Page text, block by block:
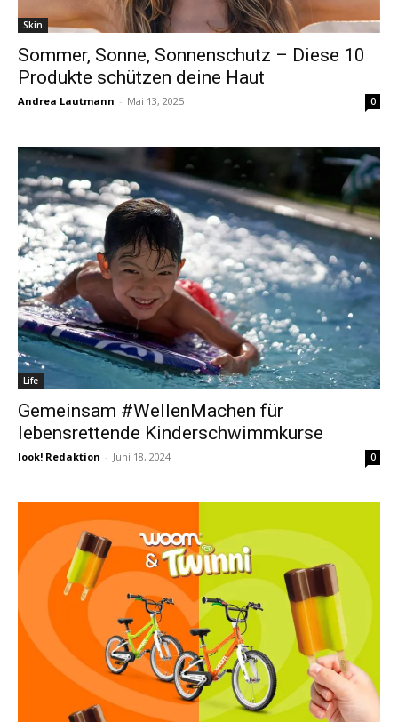
Skin
Sommer, Sonne, Sonnenschutz – Diese 10
Produkte schützen deine Haut
Andrea Lautmann - Mai 13, 2025 0
Life
Gemeinsam #WellenMachen für
lebensrettende Kinderschwimmkurse
look! Redaktion - Juni 18, 2024 0